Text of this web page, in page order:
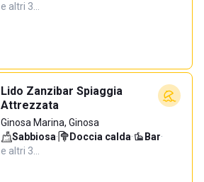
e altri 3…
Lido Zanzibar Spiaggia
Attrezzata
Ginosa Marina, Ginosa
Sabbiosa· Doccia calda· Bar·
e altri 3…